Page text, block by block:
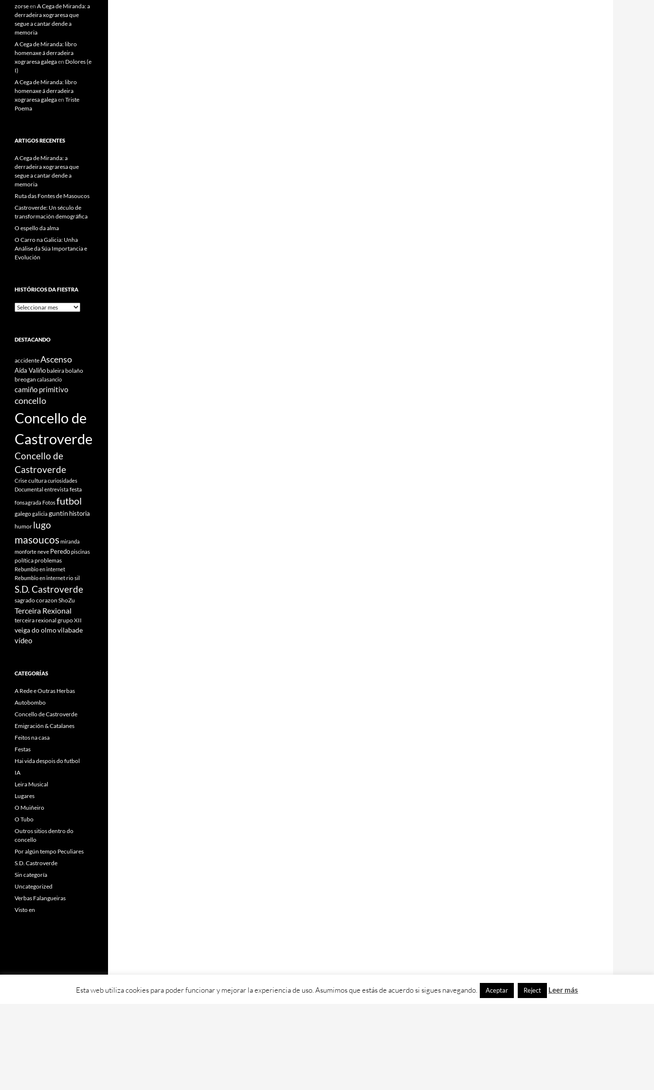
zorseen A Cega de Miranda: a
derradeira xograresa que
segue a cantar dende a
memoria
A Cega de Miranda: libro
homenaxe á derradeira
xograresa galegaen Dolores (e
I)
A Cega de Miranda: libro
homenaxe á derradeira
xograresa galegaen Triste
Poema
ARTIGOS RECENTES
A Cega de Miranda: a
derradeira xograresa que
segue a cantar dende a
memoria
Ruta das Fontes de Masoucos
Castroverde: Un século de
transformación demográfica
O espello da alma
O Carro na Galicia: Unha
Análise da Súa Importancia e
Evolución
HISTÓRICOS DA FIESTRA
Históricos
DESTACANDO
accidenteAscenso
Aída Valiñobaleirabolaño
breogan calasancio
camiño primitivo
concello
Concello de
Castroverde
Concello de
Castroverde
Criseculturacuriosidades
Documental entrevista festa
fonsagrada Fotosfutbol
galegogalicia guntín historia
humor lugo
masoucosmiranda
monforteneve Peredopiscinas
políticaproblemas
Rebumbio en internet
Rebumbio en internetrio sil
S.D. Castroverde
sagrado corazon ShoZu
Terceira Rexional
terceira rexional grupo XII
veiga do olmovilabade
vídeo
CATEGORÍAS
A Rede e Outras Herbas
Autobombo
Concello de Castroverde
Emigración & Catalanes
Feitos na casa
Festas
Hai vida despois do futbol
IA
Leira Musical
Lugares
O Muiñeiro
O Tubo
Outros sitios dentro do
concello
Por algún tempo Peculiares
S.D. Castroverde
Sin categoría
Uncategorized
Verbas Falangueiras
Visto en
Esta web utiliza cookies para poder funcionar y mejorar la experiencia de uso. Asumimos que estás de acuerdo si sigues navegando. Aceptar Reject Leer más